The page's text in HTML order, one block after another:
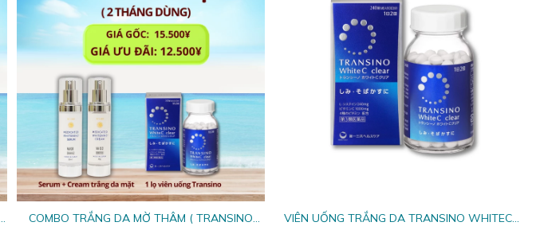
COMBO TRẮNG DA MỜ THÂM ( TRANSINO
VIÊN UỐNG TRẮNG DA TRANSINO WHITEC